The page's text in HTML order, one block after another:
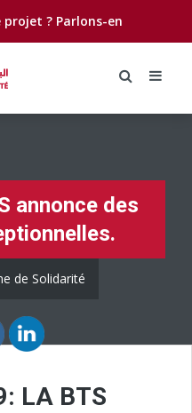
projet ? Parlons-en
annonce des
de Solidarité
LA BTS